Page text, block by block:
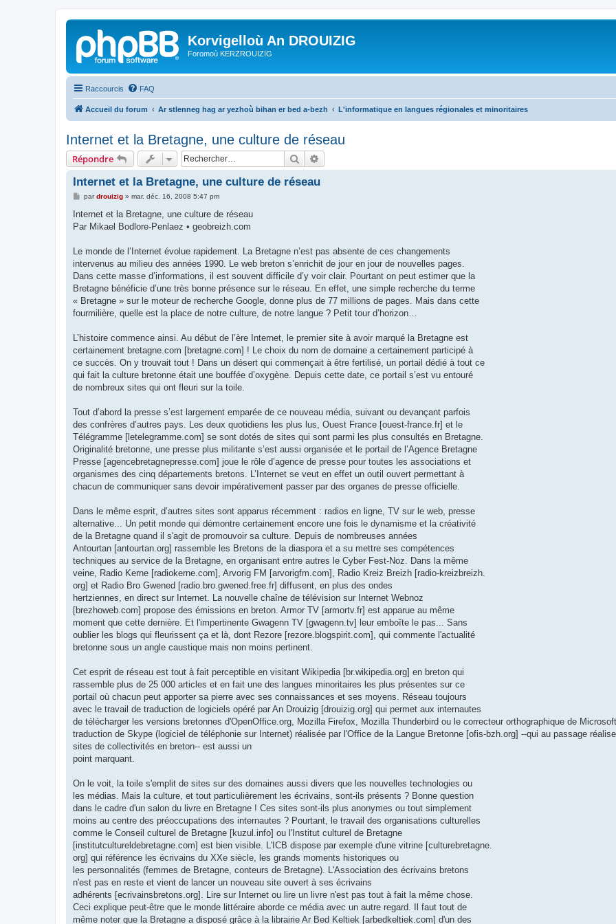
Korvigelloù An DROUIZIG
Foromoù KERZROUIZIG
Raccourcis FAQ
Accueil du forum Ar stlenneg hag ar yezhoù bihan er bed a-bezh L'informatique en langues régionales et minoritaires
Internet et la Bretagne, une culture de réseau
Répondre Rechercher
Internet et la Bretagne, une culture de réseau
M
s
a
pardrouizig» mar. déc. 16, 2008 5:47 pm
Internet et la Bretagne, une culture de réseau
Par Mikael Bodlore-Penlaez • geobreizh.com
Le monde de l’Internet évolue rapidement. La Bretagne n’est pas absente de ces changements
intervenus au milieu des années 1990. Le web breton s’enrichit de jour en jour de nouvelles pages.
Dans cette masse d’informations, il est souvent difficile d’y voir clair. Pourtant on peut estimer que la
Bretagne bénéficie d’une très bonne présence sur le réseau. En effet, une simple recherche du terme
« Bretagne » sur le moteur de recherche Google, donne plus de 77 millions de pages. Mais dans cette
fourmilière, quelle est la place de notre culture, de notre langue ? Petit tour d’horizon…
L’histoire commence ainsi. Au début de l’ère Internet, le premier site à avoir marqué la Bretagne est
certainement bretagne.com [bretagne.com] ! Le choix du nom de domaine a certainement participé à
ce succès. On y trouvait tout ! Dans un désert qui commençait à être fertilisé, un portail dédié à tout ce
qui fait la culture bretonne était une bouffée d’oxygène. Depuis cette date, ce portail s’est vu entouré
de nombreux sites qui ont fleuri sur la toile.
Tout d’abord la presse s’est largement emparée de ce nouveau média, suivant ou devançant parfois
des confrères d’autres pays. Les deux quotidiens les plus lus, Ouest France [ouest-france.fr] et le
Télégramme [letelegramme.com] se sont dotés de sites qui sont parmi les plus consultés en Bretagne.
Originalité bretonne, une presse plus militante s’est aussi organisée et le portail de l’Agence Bretagne
Presse [agencebretagnepresse.com] joue le rôle d’agence de presse pour toutes les associations et
organismes des cinq départements bretons. L’Internet se veut en effet un outil ouvert permettant à
chacun de communiquer sans devoir impérativement passer par des organes de presse officielle.
Dans le même esprit, d’autres sites sont apparus récemment : radios en ligne, TV sur le web, presse
alternative... Un petit monde qui démontre certainement encore une fois le dynamisme et la créativité
de la Bretagne quand il s'agit de promouvoir sa culture. Depuis de nombreuses années
Antourtan [antourtan.org] rassemble les Bretons de la diaspora et a su mettre ses compétences
techniques au service de la Bretagne, en organisant entre autres le Cyber Fest-Noz. Dans la même
veine, Radio Kerne [radiokerne.com], Arvorig FM [arvorigfm.com], Radio Kreiz Breizh [radio-kreizbreizh.
org] et Radio Bro Gwened [radio.bro.gwened.free.fr] diffusent, en plus des ondes
hertziennes, en direct sur Internet. La nouvelle chaîne de télévision sur Internet Webnoz
[brezhoweb.com] propose des émissions en breton. Armor TV [armortv.fr] est apparue au même
moment que cette dernière. Et l'impertinente Gwagenn TV [gwagenn.tv] leur emboîte le pas... Sans
oublier les blogs qui fleurissent ça et là, dont Rezore [rezore.blogspirit.com], qui commente l'actualité
bretonne sous un angle caustique mais non moins pertinent.
Cet esprit de réseau est tout à fait perceptible en visitant Wikipedia [br.wikipedia.org] en breton qui
rassemble plus de 25 000 articles et en fait une des langues minoritaires les plus présentes sur ce
portail où chacun peut apporter sa pierre avec ses connaissances et ses moyens. Réseau toujours
avec le travail de traduction de logiciels opéré par An Drouizig [drouizig.org] qui permet aux internautes
de télécharger les versions bretonnes d'OpenOffice.org, Mozilla Firefox, Mozilla Thunderbird ou le correcteur orthographique de
traduction de Skype (logiciel de téléphonie sur Internet) réalisée par l'Office de la Langue Bretonne [ofis-bzh.org] --qui au passage
sites de collectivités en breton-- est aussi un
point marquant.
On le voit, la toile s'emplit de sites sur des domaines aussi divers que les nouvelles technologies ou
les médias. Mais la culture, et tout particulièrement les écrivains, sont-ils présents ? Bonne question
dans le cadre d'un salon du livre en Bretagne ! Ces sites sont-ils plus anonymes ou tout simplement
moins au centre des préoccupations des internautes ? Pourtant, le travail des organisations culturelles
comme le Conseil culturel de Bretagne [kuzul.info] ou l'Institut culturel de Bretagne
[institutcultureldebretagne.com] est bien visible. L'ICB dispose par exemple d'une vitrine [culturebretagne.
org] qui référence les écrivains du XXe siècle, les grands moments historiques ou
les personnalités (femmes de Bretagne, conteurs de Bretagne). L'Association des écrivains bretons
n'est pas en reste et vient de lancer un nouveau site ouvert à ses écrivains
adhérents [ecrivainsbretons.org]. Lire sur Internet ou lire un livre n'est pas tout à fait la même chose.
Ceci explique peut-être que le monde littéraire aborde ce média avec un autre regard. Il faut tout de
même noter que la Bretagne a disposé grâce à la librairie Ar Bed Keltiek [arbedkeltiek.com] d'un des